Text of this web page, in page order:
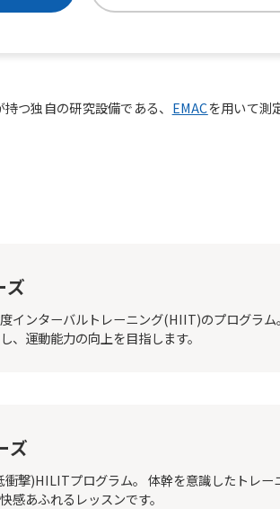
つ独自の研究設備である、 EMACを用いて測
ズ
インターバルトレーニング(HIIT)のプログラム
、運動能力の向上を目指します。
ズ
撃)HILITプログラム。 体幹を意識したトレー
感あふれるレッスンです。